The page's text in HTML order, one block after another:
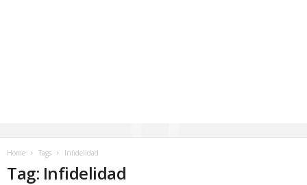
Home Tags Infidelidad
Tag: Infidelidad